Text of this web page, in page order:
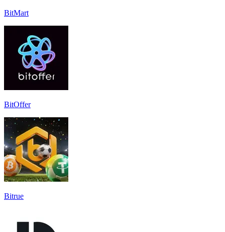
BitMart
BitOffer
Bitrue